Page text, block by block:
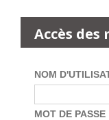
Accès des
NOM
MOT DE PASSE